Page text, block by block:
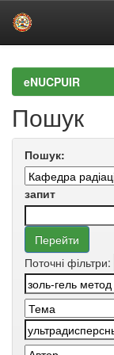
navigationeNUCPUIR
Пошук
Пошук:
запит
Поточні фільтри: